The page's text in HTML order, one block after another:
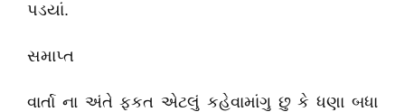
પડયાં.
સમાપ્ત
વાર્તા ના અંતે ફકત એટલું કહેવામાંગુ છુ કે ધણા બધા